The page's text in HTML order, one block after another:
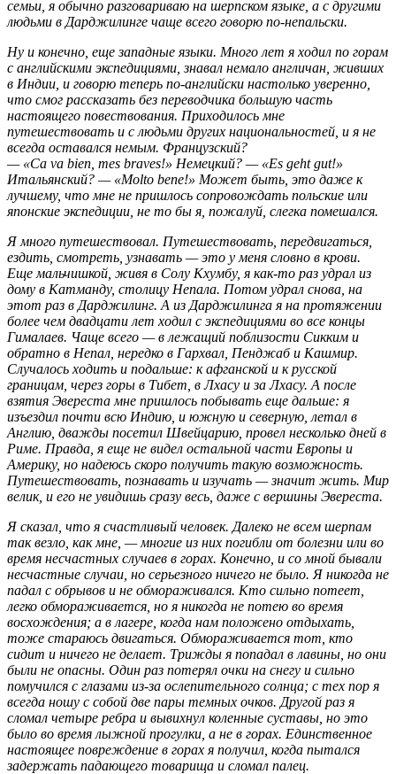
семьи, я обычно разговариваю на шерпском языке, а с другими
людьми в Дарджилинге чаще всего говорю по-непальски.
Ну и конечно, еще западные языки. Много лет я ходил по горам
с английскими экспедициями, знавал немало англичан, живших
в Индии, и говорю теперь по-английски настолько уверенно,
что смог рассказать без переводчика большую часть
настоящего повествования. Приходилось мне
путешествовать и с людьми других национальностей, и я не
всегда оставался немым. Французский?
— «Са va bien, mes braves!» Немецкий? — «Es geht gut!»
Итальянский? — «Molto bene!» Может быть, это даже к
лучшему, что мне не пришлось сопровождать польские или
японские экспедиции, не то бы я, пожалуй, слегка помешался.
Я много путешествовал. Путешествовать, передвигаться,
ездить, смотреть, узнавать — это у меня словно в крови.
Еще мальчишкой, живя в Солу Кхумбу, я как-то раз удрал из
дому в Катманду, столицу Непала. Потом удрал снова, на
этот раз в Дарджилинг. А из Дарджилинга я на протяжении
более чем двадцати лет ходил с экспедициями во все концы
Гималаев. Чаще всего — в лежащий поблизости Сикким и
обратно в Непал, нередко в Гархвал, Пенджаб и Кашмир.
Случалось ходить и подальше: к афганской и к русской
границам, через горы в Тибет, в Лхасу и за Лхасу. А после
взятия Эвереста мне пришлось побывать еще дальше: я
изъездил почти всю Индию, и южную и северную, летал в
Англию, дважды посетил Швейцарию, провел несколько дней в
Риме. Правда, я еще не видел остальной части Европы и
Америку, но надеюсь скоро получить такую возможность.
Путешествовать, познавать и изучать — значит жить. Мир
велик, и его не увидишь сразу весь, даже с вершины Эвереста.
Я сказал, что я счастливый человек. Далеко не всем шерпам
так везло, как мне, — многие из них погибли от болезни или во
время несчастных случаев в горах. Конечно, и со мной бывали
несчастные случаи, но серьезного ничего не было. Я никогда не
падал с обрывов и не обмораживался. Кто сильно потеет,
легко обмораживается, но я никогда не потею во время
восхождения; а в лагере, когда нам положено отдыхать,
тоже стараюсь двигаться. Обмораживается тот, кто
сидит и ничего не делает. Трижды я попадал в лавины, но они
были не опасны. Один раз потерял очки на снегу и сильно
помучился с глазами из-за ослепительного солнца; с тех пор я
всегда ношу с собой две пары темных очков. Другой раз я
сломал четыре ребра и вывихнул коленные суставы, но это
было во время лыжной прогулки, а не в горах. Единственное
настоящее повреждение в горах я получил, когда пытался
задержать падающего товарища и сломал палец.